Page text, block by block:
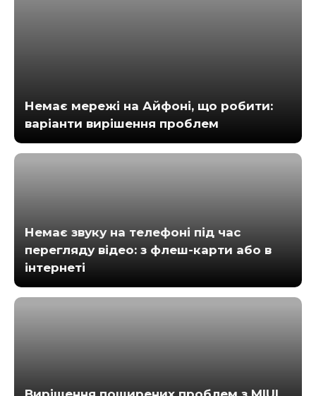
Немає мережі на Айфоні, що робити:
варіанти вирішення проблем
Немає звуку на телефоні під час
перегляду відео: з флеш-карти або в
інтернеті